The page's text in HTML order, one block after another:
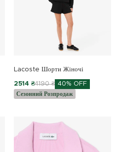
Lacoste Шорти Жіночі
2514 ₴4190 ₴ 40% OFF
Сезонний Розпродаж